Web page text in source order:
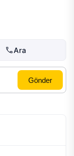
Ara
Gönder